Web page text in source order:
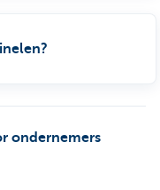
ondernemers